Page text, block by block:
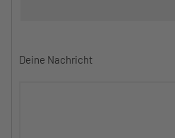
Deine Nachricht